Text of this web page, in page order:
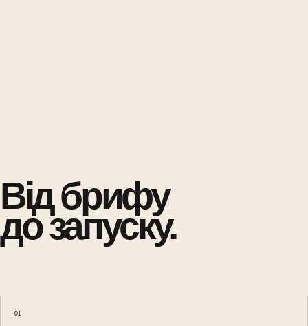
Від брифу
до запуску.
01